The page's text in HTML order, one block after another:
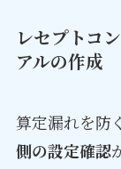
レセプトコ
アルの作成
算定漏れを防
側の設定確認